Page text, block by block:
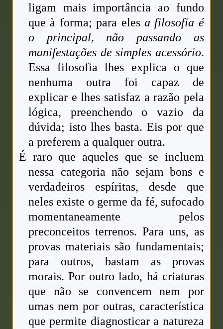
ligam mais importância ao fundo
que à forma; para elesa filosofia é
o principal, não passando as
manifestações de simples acessório.
Essa filosofia lhes explica o que
nenhuma outra foi capaz de
explicar e lhes satisfaz a razão pela
lógica, preenchendo o vazio da
dúvida; isto lhes basta. Eis por que
a preferem a qualquer outra.
É raro que aqueles que se incluem
nessa categoria não sejam bons e
verdadeiros espíritas, desde que
neles existe o germe da fé, sufocado
momentaneamente pelos
preconceitos terrenos. Para uns, as
provas materiais são fundamentais;
para outros, bastam as provas
morais. Por outro lado, há criaturas
que não se convencem nem por
umas nem por outras, característica
que permite diagnosticar a natureza